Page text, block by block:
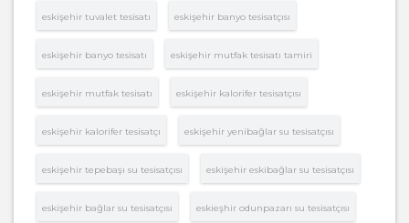
eskişehir tuvalet tesisatı eskişehir banyo tesisatçısı
eskişehir banyo tesisatı eskişehir mutfak tesisatı tamiri
eskişehir mutfak tesisatı eskişehir kalorifer tesisatçısı
eskişehir kalorifer tesisatçı eskişehir yenibağlar su tesisatçısı
eskişehir tepebaşı su tesisatçısı eskişehir eskibağlar su tesisatçısı
eskişehir bağlar su tesisatçısı eskieşhir odunpazarı su tesisatçısı